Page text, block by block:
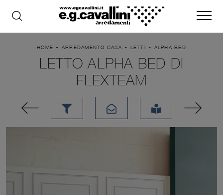
HOME - ARREDAMENTO CASA - LETTI - ALPHA BED
LETTO ALPHA BED DI
FLEXTEAM